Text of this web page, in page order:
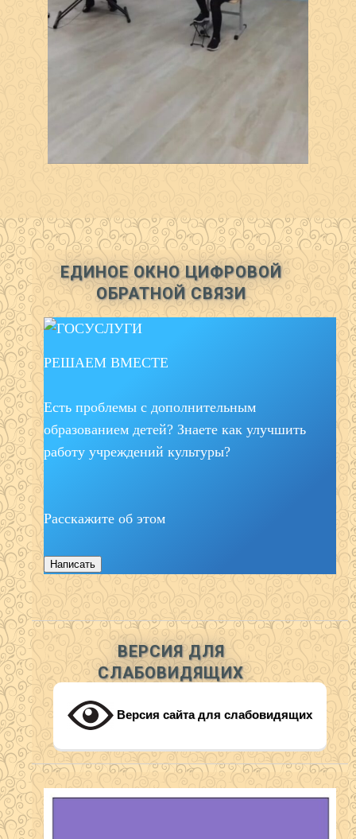
ЕДИНОЕ ОКНО ЦИФРОВОЙ
ОБРАТНОЙ СВЯЗИ
РЕШАЕМ ВМЕСТЕ
Есть проблемы с дополнительным
образованием детей? Знаете как улучшить
работу учреждений культуры?
Расскажите об этом
Написать
ВЕРСИЯ ДЛЯ
СЛАБОВИДЯЩИХ
Версия сайта для слабовидящих